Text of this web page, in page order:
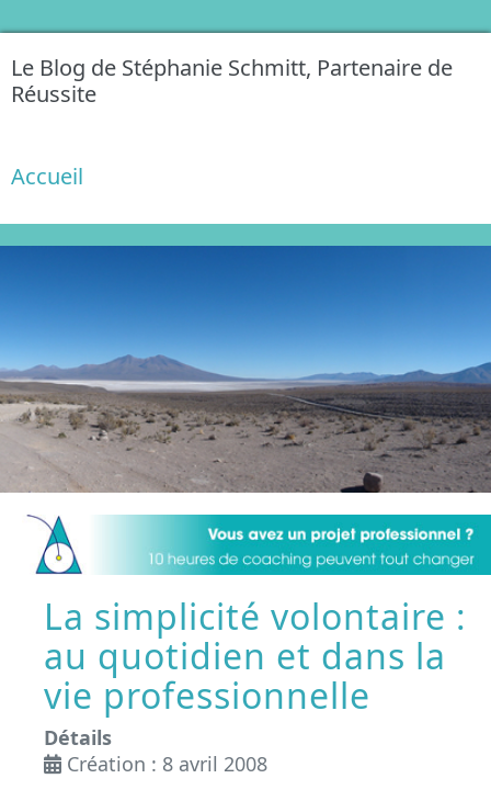
Le Blog de Stéphanie Schmitt, Partenaire de
Réussite
Accueil
La simplicité volontaire :
au quotidien et dans la
vie professionnelle
Détails
Création : 8 avril 2008